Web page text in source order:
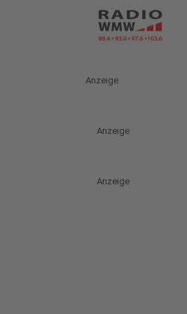
Anzeige
Anzeige
Anzeige